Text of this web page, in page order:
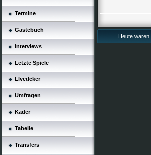
Termine
Gästebuch
Interviews
Letzte Spiele
Liveticker
Umfragen
Kader
Tabelle
Transfers
Heute waren